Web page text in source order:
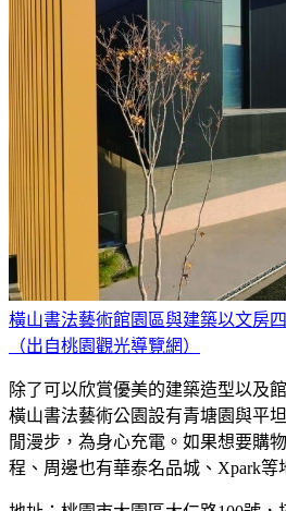
橫山書法藝術館園區與建築以文房
（出自桃園觀光導覽網）
除了可以欣賞優美的建築造型以及
橫山書法藝術公園設有青塘園與平
閒漫步，為身心充電。如果想要購
程、周邊也有華泰名品城、Xpark等